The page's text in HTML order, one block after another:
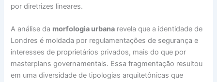
por diretrizes lineares.
A análise da morfologia urbana revela que a identidade de
Londres é moldada por regulamentações de segurança e
interesses de proprietários privados, mais do que por
masterplans governamentais. Essa fragmentação resultou
em uma diversidade de tipologias arquitetônicas que